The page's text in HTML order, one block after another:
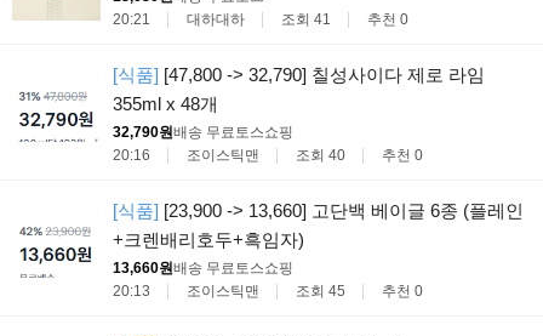
20:21
대하대하 조회 41 추천 0
[식품] [47,800 -> 32,790] 칠성사이다 제로 라임
355ml x 48개
32,790원배송 무료 토스쇼핑
20:16
조이스틱맨 조회 40 추천 0
[식품] [23,900 -> 13,660] 고단백 베이글 6종 (플레인
+크렌배리호두+흑임자)
13,660원배송 무료 토스쇼핑
20:13
조이스틱맨 조회 45 추천 0